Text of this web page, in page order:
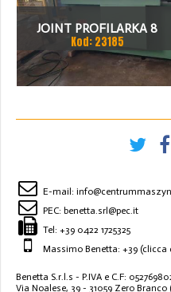
JOINT PROFILARKA 8
STACJI
Kod: 23185
E-mail:
PEC: benetta.srl@pec.it
Tel: +39 0422 1725325
Massimo Benetta: +39 (clicca
Benetta S.r.l.s - P.IVA e C.F:
Via Noalese, 39 - 31059 Zero Branco